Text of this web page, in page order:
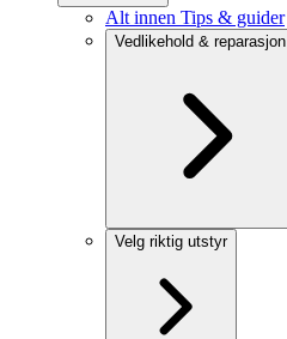
Alt innen Tips & guider
Vedlikehold & reparasjon
Velg riktig utstyr